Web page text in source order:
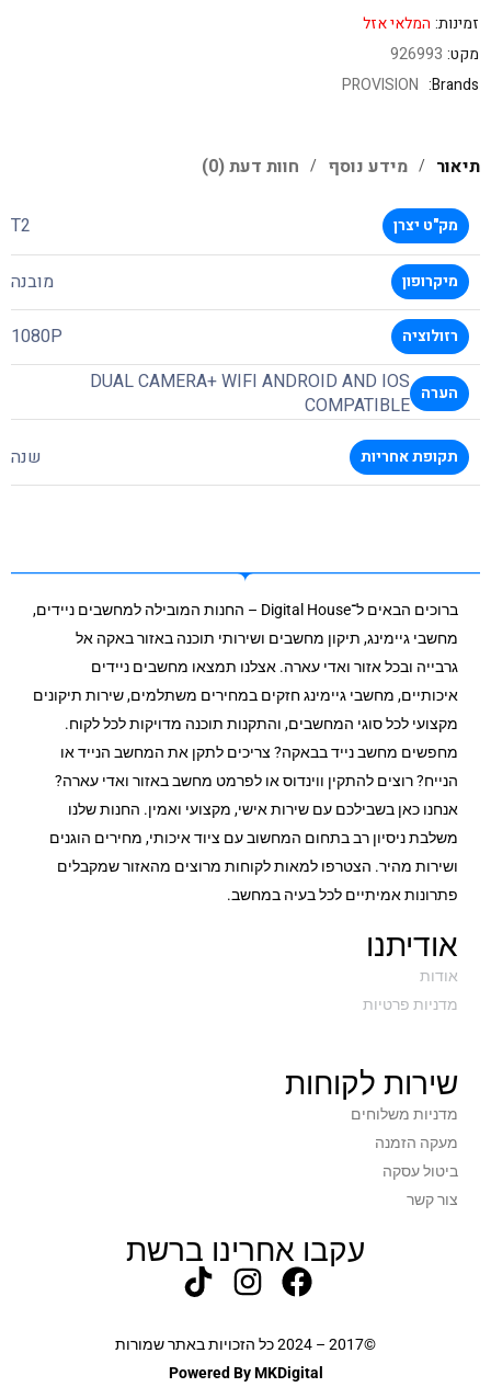
זמינות: המלאי אזל
מקט: 926993
Brands:
PROVISION
תיאור מידע נוסף חוות דעת (0)
מק"ט יצרן T2
מיקרופון מובנה
רזולוציה 1080P
הערה DUAL CAMERA+ WIFI ANDROID AND IOS
COMPATIBLE
תקופת אחריות שנה
ברוכים הבאים ל־Digital House – החנות המובילה למחשבים ניידים,
מחשבי גיימינג, תיקון מחשבים ושירותי תוכנה באזור באקה אל
גרבייה ובכל אזור ואדי עארה. אצלנו תמצאו מחשבים ניידים
איכותיים, מחשבי גיימינג חזקים במחירים משתלמים, שירות תיקונים
מקצועי לכל סוגי המחשבים, והתקנות תוכנה מדויקות לכל לקוח.
מחפשים מחשב נייד בבאקה? צריכים לתקן את המחשב הנייד או
הנייח? רוצים להתקין ווינדוס או לפרמט מחשב באזור ואדי עארה?
אנחנו כאן בשבילכם עם שירות אישי, מקצועי ואמין. החנות שלנו
משלבת ניסיון רב בתחום המחשוב עם ציוד איכותי, מחירים הוגנים
ושירות מהיר. הצטרפו למאות לקוחות מרוצים מהאזור שמקבלים
פתרונות אמיתיים לכל בעיה במחשב.
אודיתנו
אודות
מדניות פרטיות
שירות לקוחות
מדניות משלוחים
מעקה הזמנה
ביטול עסקה
צור קשר
עקבו אחרינו ברשת
©2017 – 2024 כל הזכויות באתר שמורות
Powered By MKDigital